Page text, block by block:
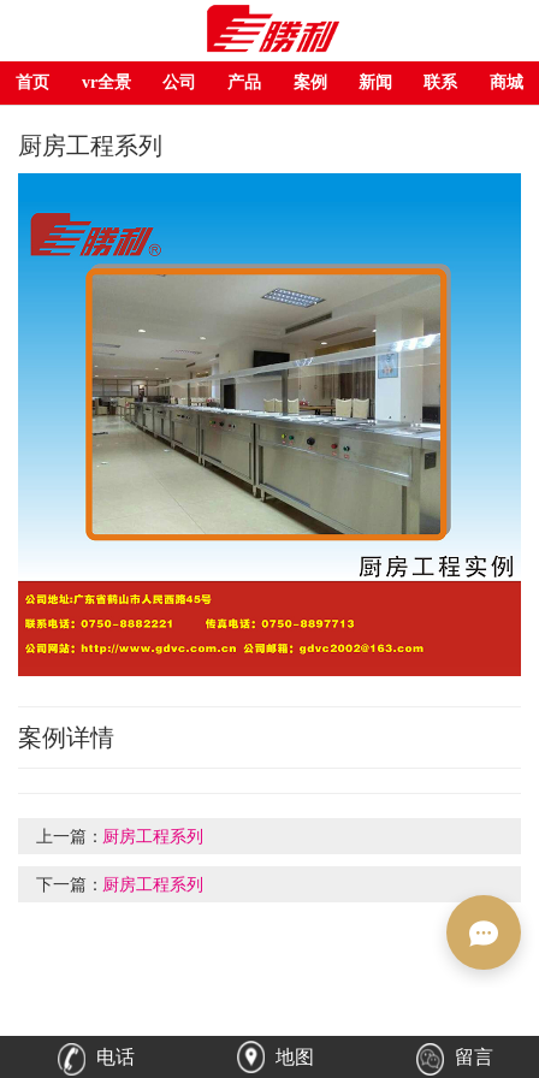
首页 vr全景 公司 产品 案例 新闻 联系 商城
厨房工程系列
案例详情
上一篇： 厨房工程系列
下一篇： 厨房工程系列
电话 地图 留言